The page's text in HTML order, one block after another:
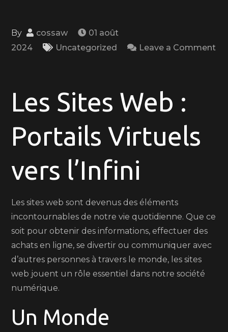
By cossaw
01 août
2024
Uncategorized
Leave a Comment
Sites
Naviguer
l’Univers
Les Sites Web :
Portails Virtuels
vers l’Infini
Les sites web sont devenus des éléments
incontournables de notre vie quotidienne. Que ce
soit pour obtenir des informations, effectuer des
achats en ligne, se divertir ou communiquer avec
d’autres personnes à travers le monde, les sites
web jouent un rôle essentiel dans notre société
numérique.
Un Monde